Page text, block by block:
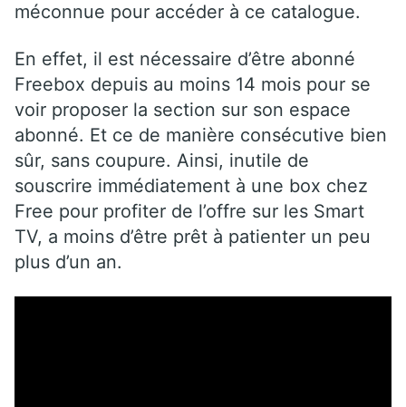
méconnue pour accéder à ce catalogue.
En effet, il est nécessaire d’être abonné
Freebox depuis au moins 14 mois pour se
voir proposer la section sur son espace
abonné. Et ce de manière consécutive bien
sûr, sans coupure. Ainsi, inutile de
souscrire immédiatement à une box chez
Free pour profiter de l’offre sur les Smart
TV, a moins d’être prêt à patienter un peu
plus d’un an.